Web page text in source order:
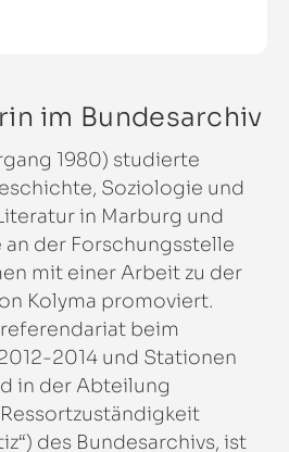
im Bundesarchiv
1980) studierte
Soziologie und
in Marburg und
an der Forschungsstelle
mit einer Arbeit zu der
Kolyma promoviert.
beim
2014 und Stationen
in der Abteilung
des Bundesarchivs, ist